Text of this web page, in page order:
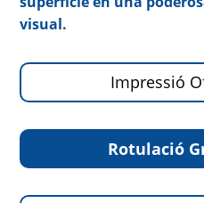
visual.
Impressió
Rotulació